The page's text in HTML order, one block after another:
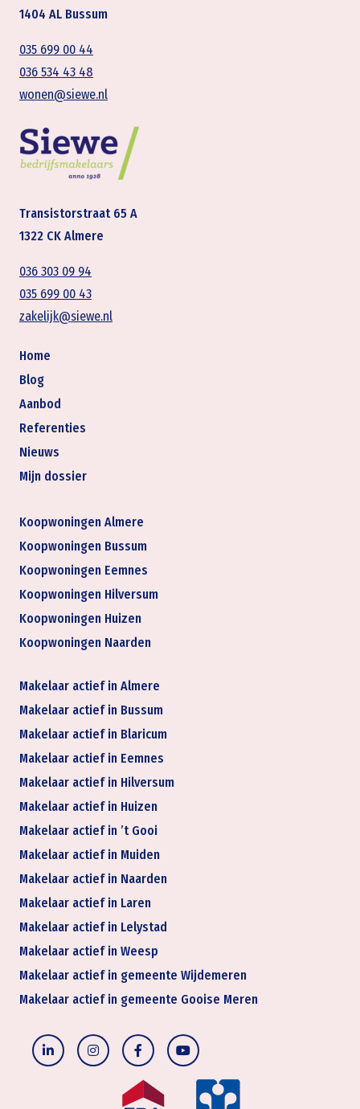
1404 AL Bussum
035 699 00 44
036 534 43 48
wonen@siewe.nl
Transistorstraat 65 A
1322 CK Almere
036 303 09 94
035 699 00 43
zakelijk@siewe.nl
Home
Blog
Aanbod
Referenties
Nieuws
Mijn dossier
Koopwoningen Almere
Koopwoningen Bussum
Koopwoningen Eemnes
Koopwoningen Hilversum
Koopwoningen Huizen
Koopwoningen Naarden
Makelaar actief in Almere
Makelaar actief in Bussum
Makelaar actief in Blaricum
Makelaar actief in Eemnes
Makelaar actief in Hilversum
Makelaar actief in Huizen
Makelaar actief in ’t Gooi
Makelaar actief in Muiden
Makelaar actief in Naarden
Makelaar actief in Laren
Makelaar actief in Lelystad
Makelaar actief in Weesp
Makelaar actief in gemeente Wijdemeren
Makelaar actief in gemeente Gooise Meren